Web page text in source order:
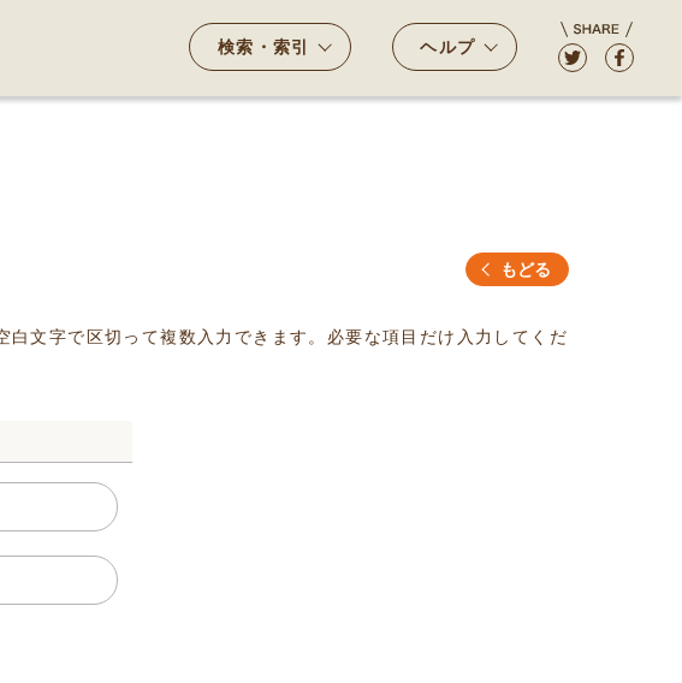
検索・索引 ヘルプ
もどる
文字で区切って複数入力できます。必要な項目だけ入力してくだ